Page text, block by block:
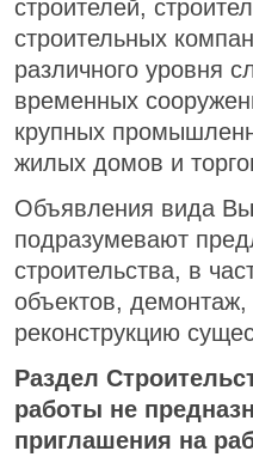
строителей,
строительных
различного уровня
временных
крупных
жилых домов и
Объявления вида
подразумевают
строительства, в
объектов,
реконструкцию
Раздел
работы не
приглашения на